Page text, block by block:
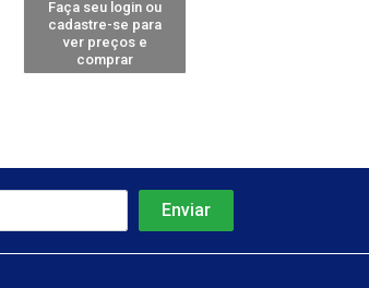
Faça seu login ou
cadastre-se para
ver preços e
comprar